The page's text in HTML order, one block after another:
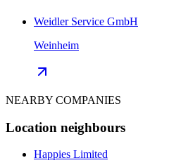
Weidler Service GmbH
Weinheim
NEARBY COMPANIES
Location neighbours
Happies Limited